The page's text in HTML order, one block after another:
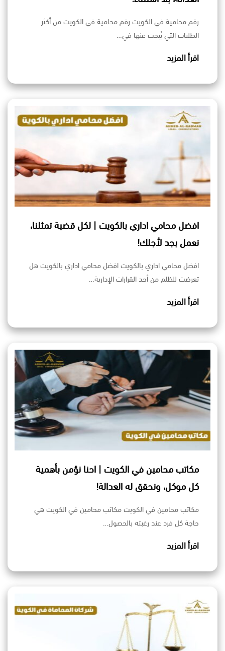
رقم محامية في الكويت رقم محامية في الكويت من أكثر
الطلبات التي يُبحث عنها في…
اقرأ المزيد
افضل محامي اداري بالكويت | لكل قضية تمثلنا،
نعمل بجد لأجلك!
افضل محامي اداري بالكويت افضل محامي اداري بالكويت هل
تعرضت للظلم من أحد القرارات الإدارية…
اقرأ المزيد
مكاتب محامين في الكويت | احنا نؤمن بأهمية
كل موكل، ونحقق له العدالة!
مكاتب محامين في الكويت مكاتب محامين في الكويت هي
حاجة كل فرد عند رغبته بالحصول…
اقرأ المزيد